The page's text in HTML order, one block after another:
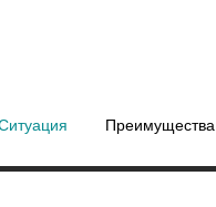
Преимущества